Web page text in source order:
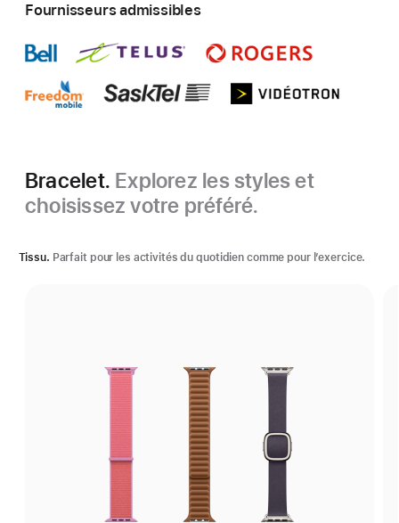
Fournisseurs admissibles
Bracelet. Explorez les styles et
choisissez votre préféré.
Tissu. Parfait pour les activités du quotidien comme pour l’exercice.